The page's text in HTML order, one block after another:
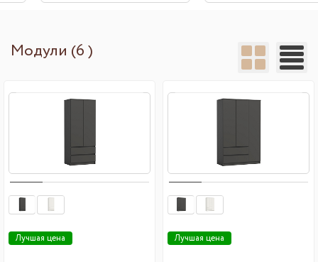
Модули (6 )
Лучшая цена Лучшая цена